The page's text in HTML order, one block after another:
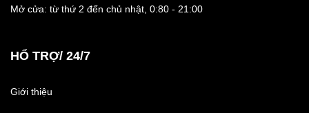
Mở cửa: từ thứ 2 đến chủ nhật, 0:80 - 21:00
HỔ TRỢ/ 24/7
Giới thiệu